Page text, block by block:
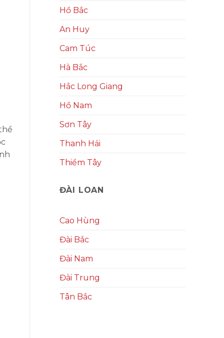
Hồ Bắc
An Huy
Cam Túc
Hà Bắc
Hắc Long Giang
Hồ Nam
Sơn Tây
Thanh Hải
Thiểm Tây
ĐÀI LOAN
Cao Hùng
Đài Bắc
Đài Nam
Đài Trung
Tân Bắc